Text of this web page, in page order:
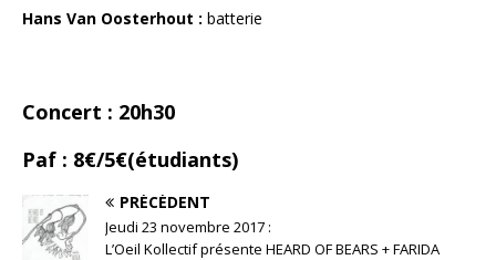
Hans Van Oosterhout : batterie
Concert : 20h30
Paf : 8€/5€(étudiants)
PRÉCÉDENT
Jeudi 23 novembre 2017 :
L’Oeil Kollectif présente HEARD OF BEARS + FARIDA